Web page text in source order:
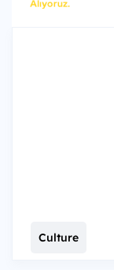
Culture